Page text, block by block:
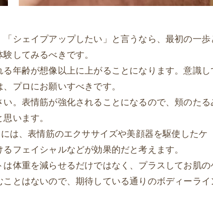
シェイプアップしたい」と言うなら、最初の一歩
してみるべきです。
年齢が想像以上に上がることになります。意識し
プロにお願いすべきです。
。表情筋が強化されることになるので、頬のたる
います。
は、表情筋のエクササイズや美顔器を駆使したケ
フェイシャルなどが効果的だと考えます。
体重を減らせるだけではなく、プラスしてお肌の
とはないので、期待している通りのボディーライ